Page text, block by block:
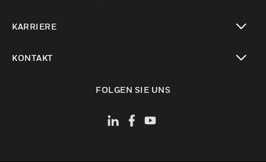
KARRIERE
KONTAKT
FOLGEN SIE UNS